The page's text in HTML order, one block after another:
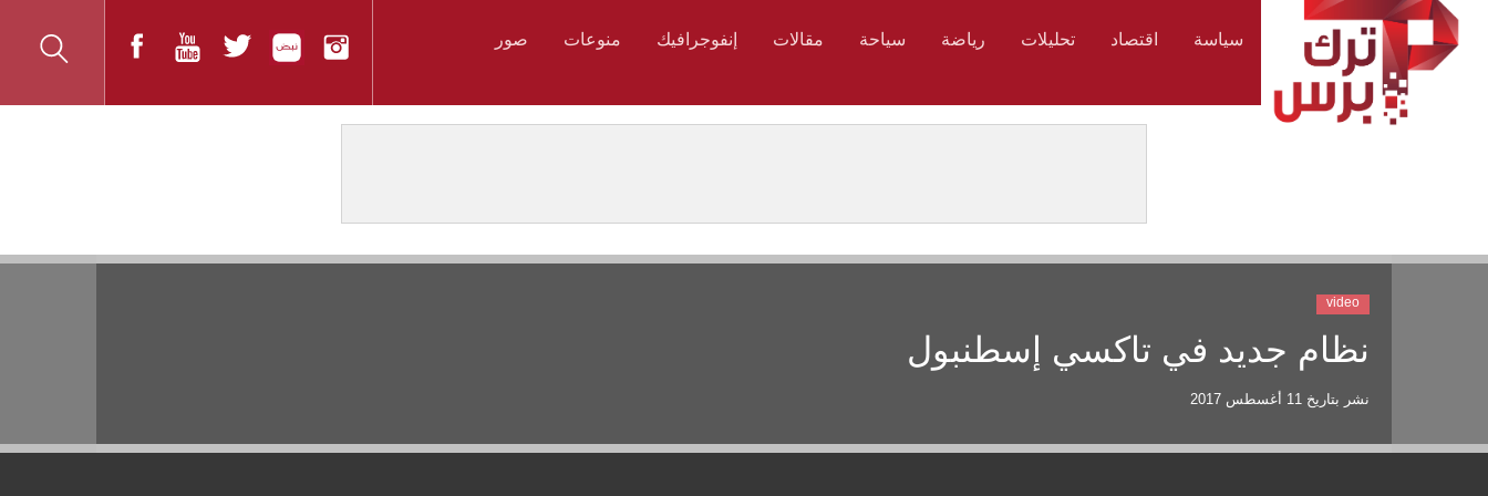
سياسة اقتصاد تحليلات رياضة سياحة مقالات إنفوجرافيك منوعات صور
نظام جديد في تاكسي إسطنبول
نشر بتاريخ 11 أغسطس 2017
video